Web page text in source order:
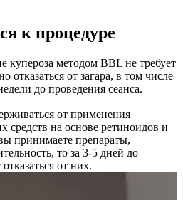
к процедуре
купероза методом BBL не требует
от загара, в том числе
до проведения сеанса.
от применения
средств на основе ретиноидов и
принимаете препараты,
то за 3-5 дней до
от них.